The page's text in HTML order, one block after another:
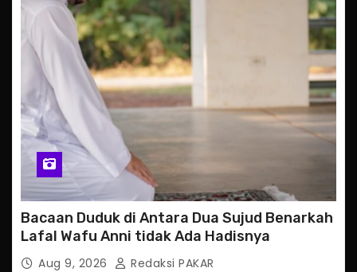
Bacaan Duduk di Antara Dua Sujud Benarkah
Lafal Wafu Anni tidak Ada Hadisnya
Aug 9, 2026 Redaksi PAKAR